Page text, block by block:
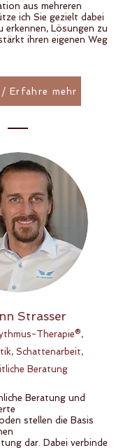
aus mehreren
ich Sie gezielt dabei
erkennen, Lösungen zu
ihren eigenen Weg
Erfahre mehr
Strasser
Therapie®,
Schattenarbeit,
Beratung
Beratung und
stellen die Basis
dar. Dabei verbinde